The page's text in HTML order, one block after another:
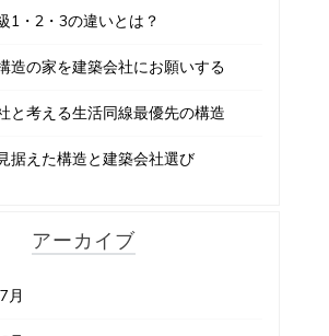
1・2・3の違いとは？
造の家を建築会社にお願いする
と考える生活同線最優先の構造
据えた構造と建築会社選び
アーカイブ
月